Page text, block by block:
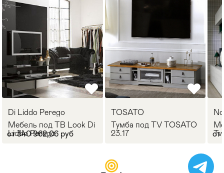
Di Liddo Perego
Мебель под ТВ Look Di
Liddo Perego
от 340 962,06 руб
TOSATO
Тумба под TV TOSATO
23.17
Tv
от